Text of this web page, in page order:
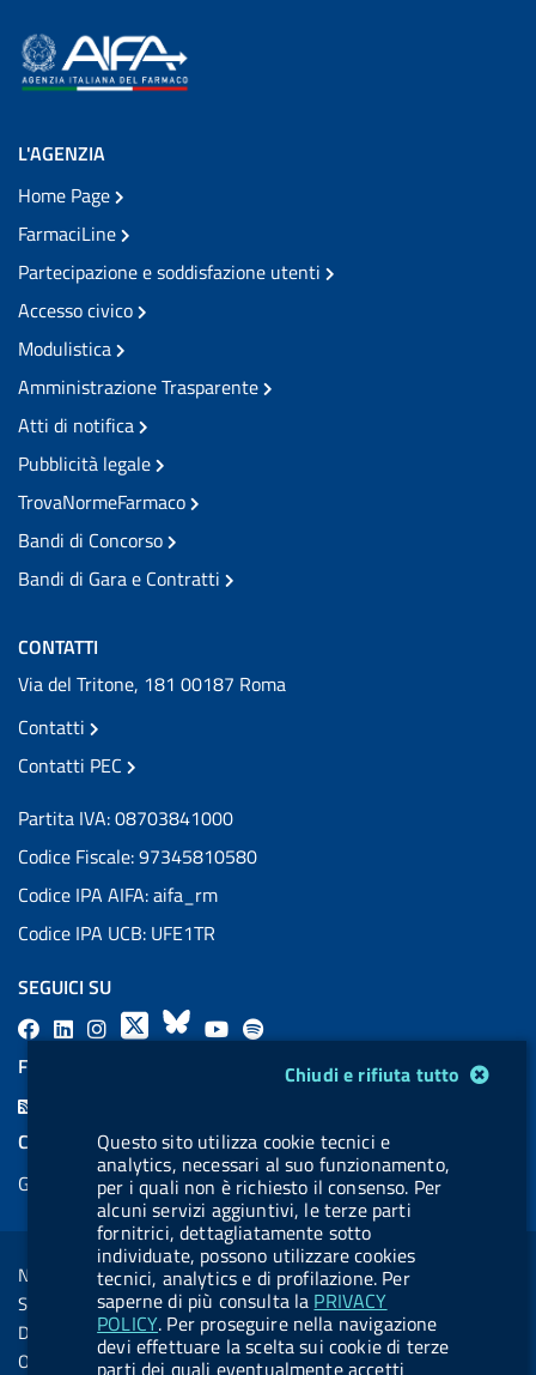
Chiudi e rifiuta tutto
Questo sito utilizza cookie tecnici e
analytics, necessari al suo funzionamento,
per i quali non è richiesto il consenso. Per
alcuni servizi aggiuntivi, le terze parti
fornitrici, dettagliatamente sotto
individuate, possono utilizzare cookies
tecnici, analytics e di profilazione. Per
saperne di più consulta la PRIVACY
POLICY. Per proseguire nella navigazione
devi effettuare la scelta sui cookie di terze
parti dei quali eventualmente accetti
L'AGENZIA
Home Page
FarmaciLine
Partecipazione e soddisfazione utenti
Accesso civico
Modulistica
Amministrazione Trasparente
Atti di notifica
Pubblicità legale
TrovaNormeFarmaco
Bandi di Concorso
Bandi di Gara e Contratti
CONTATTI
Via del Tritone, 181 00187 Roma
Contatti
Contatti PEC
Partita IVA: 08703841000
Codice Fiscale: 97345810580
Codice IPA AIFA: aifa_rm
Codice IPA UCB: UFE1TR
SEGUICI SU
F
L
l
.
b
u
t
t
o
X
B
s
k
y
Y
u
b
e
l
l
.
b
u
t
t
o
FEED RSS
COOKIES
Gestione cookie
Sezione Link Utili
Note legali
Social Media Policy
Dichiarazione di accessibilità
Obiettivi di accessibilità